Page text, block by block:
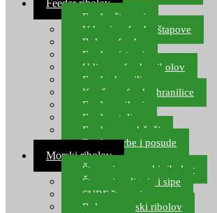
Feeder ribolov
Feeder štapovi
Vrhovi za feeder štapove
Role za feeder
Feeder sistemi
Udice za feeder ribolov
Feeder hranilice
Kopče za feeder hranilice
Feeder najloni
Feeder stolice
Feeder arm držači
Feeder torbe i posude
Morski ribolov
Štapovi za morski ribolov
Štapovi za lignje i sipe
SURF štapovi
Role za morski ribolov